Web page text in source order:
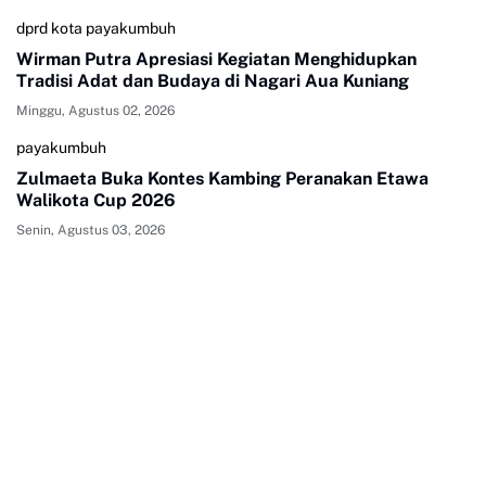
dprd kota payakumbuh
Wirman Putra Apresiasi Kegiatan Menghidupkan
Tradisi Adat dan Budaya di Nagari Aua Kuniang
Minggu, Agustus 02, 2026
payakumbuh
Zulmaeta Buka Kontes Kambing Peranakan Etawa
Walikota Cup 2026
Senin, Agustus 03, 2026